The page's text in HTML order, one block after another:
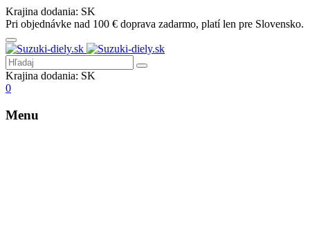
Krajina dodania: SK
Pri objednávke nad 100 € doprava zadarmo, platí len pre Slovensko.
Krajina dodania: SK
0
Menu